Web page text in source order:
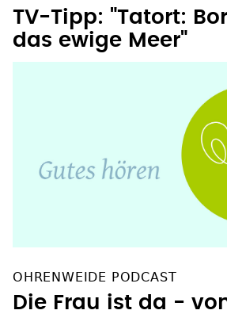
TV-Tipp: "Tatort:
das ewige Meer"
OHRENWEIDE PODCAST
Die Frau ist da -